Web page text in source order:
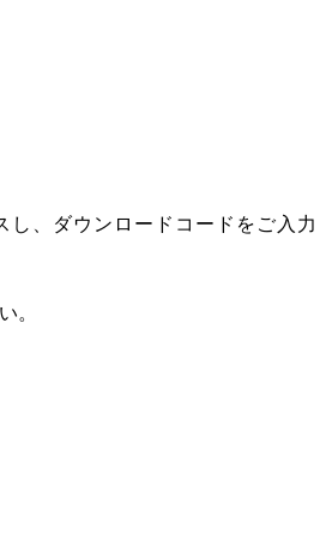
、ダウンロードコードをご入力
。